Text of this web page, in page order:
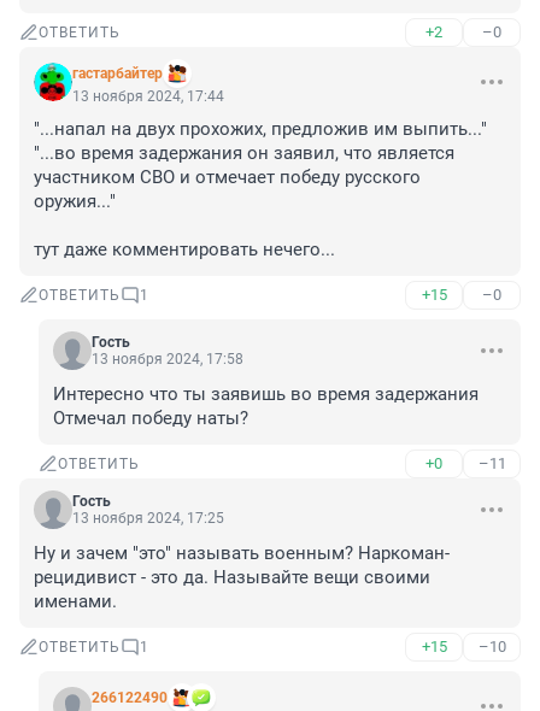
ОТВЕТИТЬ +2 –0
гастарбайтер
13 ноября 2024, 17:44
"...напал на двух прохожих, предложив им выпить..."
"...во время задержания он заявил, что является
участником СВО и отмечает победу русского
оружия..."
тут даже комментировать нечего...
ОТВЕТИТЬ 1 +15 –0
Гость
13 ноября 2024, 17:58
Интересно что ты заявишь во время задержания
Отмечал победу наты?
ОТВЕТИТЬ +0 –11
Гость
13 ноября 2024, 17:25
Ну и зачем "это" называть военным? Наркоман-
рецидивист - это да. Называйте вещи своими
именами.
ОТВЕТИТЬ 1 +15 –10
266122490